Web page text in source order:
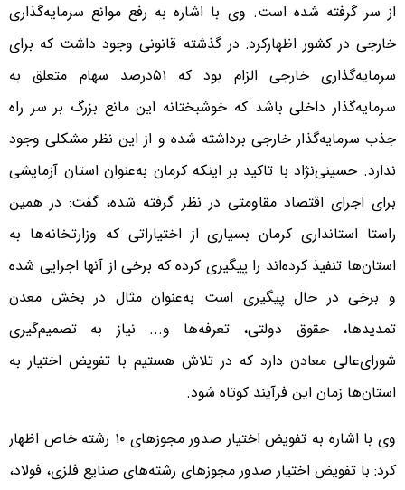
از سر گرفته شده است. وی با اشاره به رفع موانع سرمایه‌گذاری
خارجی در کشور اظهارکرد: در گذشته قانونی وجود داشت که برای
سرمایه‌گذاری خارجی الزام بود که ۵۱درصد سهام متعلق به
سرمایه‌گذار داخلی باشد که خوشبختانه این مانع بزرگ بر سر راه
جذب سرمایه‌گذار خارجی برداشته شده و از این نظر مشکلی وجود
ندارد. حسینی‌نژاد با تاکید بر اینکه کرمان به‌عنوان استان آزمایشی
برای اجرای اقتصاد مقاومتی در نظر گرفته شده، گفت: در همین
راستا استانداری کرمان بسیاری از اختیاراتی که وزارتخانه‌ها به
استان‌ها تنفیذ کرده‌اند را پیگیری کرده که برخی از آنها اجرایی شده
و برخی در حال پیگیری است به‌عنوان مثال در بخش معدن
تمدیدها، حقوق دولتی، تعرفه‌ها و... نیاز به تصمیم‌گیری
شورای‌عالی معادن دارد که در تلاش هستیم با تفویض اختیار به
استان‌ها زمان این فرآیند کوتاه شود.
وی با اشاره به تفویض اختیار صدور مجوزهای ۱۰ رشته خاص اظهار
کرد: با تفویض اختیار صدور مجوزهای رشته‌های صنایع فلزی، فولاد،